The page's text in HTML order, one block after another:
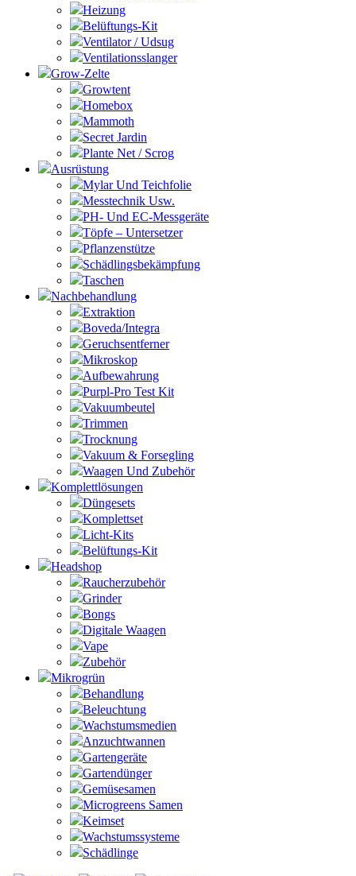
Heizung
Belüftungs-Kit
Ventilator / Udsug
Ventilationsslanger
Grow-Zelte
Growtent
Homebox
Mammoth
Secret Jardin
Plante Net / Scrog
Ausrüstung
Mylar Und Teichfolie
Messtechnik Usw.
PH- Und EC-Messgeräte
Töpfe – Untersetzer
Pflanzenstütze
Schädlingsbekämpfung
Taschen
Nachbehandlung
Extraktion
Boveda/Integra
Geruchsentferner
Mikroskop
Aufbewahrung
Purpl-Pro Test Kit
Vakuumbeutel
Trimmen
Trocknung
Vakuum & Forsegling
Waagen Und Zubehör
Komplettlösungen
Düngesets
Komplettset
Licht-Kits
Belüftungs-Kit
Headshop
Raucherzubehör
Grinder
Bongs
Digitale Waagen
Vape
Zubehör
Mikrogrün
Behandlung
Beleuchtung
Wachstumsmedien
Anzuchtwannen
Gartengeräte
Gartendünger
Gemüsesamen
Microgreens Samen
Keimset
Wachstumssysteme
Schädlinge